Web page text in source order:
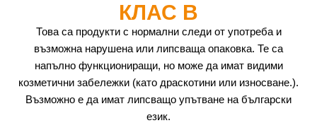
КЛАС B
Това са продукти с нормални следи от употреба и
възможна нарушена или липсваща опаковка. Те са
напълно функциониращи, но може да имат видими
козметични забележки (като драскотини или износване.).
Възможно е да имат липсващо упътване на български
език.